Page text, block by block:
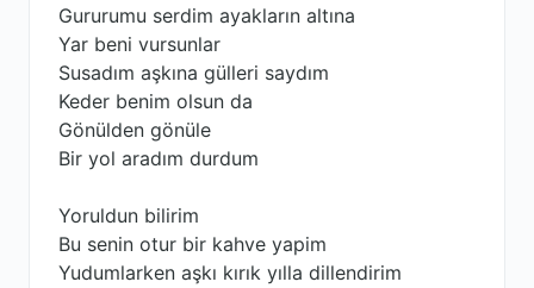
Gururumu serdim ayakların altına
Yar beni vursunlar
Susadım aşkına gülleri saydım
Keder benim olsun da
Gönülden gönüle
Bir yol aradım durdum
Yoruldun bilirim
Bu senin otur bir kahve yapim
Yudumlarken aşkı kırık yılla dillendirim